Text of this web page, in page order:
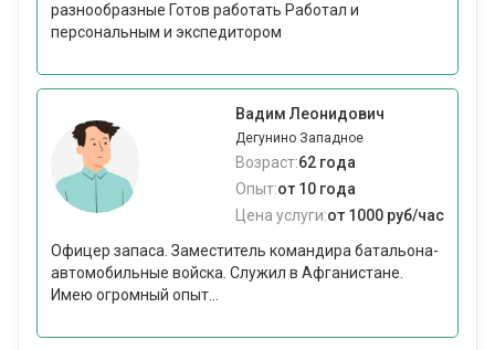
разнообразные Готов работать Работал и
персональным и экспедитором
Вадим Леонидович
Дегунино Западное
Возраст:62 года
Опыт:от 10 года
Цена услуги:от 1000 руб/час
Офицер запаса. Заместитель командира батальона-
автомобильные войска. Служил в Афганистане.
Имею огромный опыт...